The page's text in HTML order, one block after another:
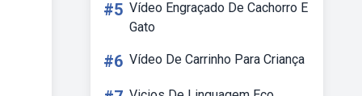
#5 Vídeo Engraçado De Cachorro E
Gato
#6 Vídeo De Carrinho Para Criança